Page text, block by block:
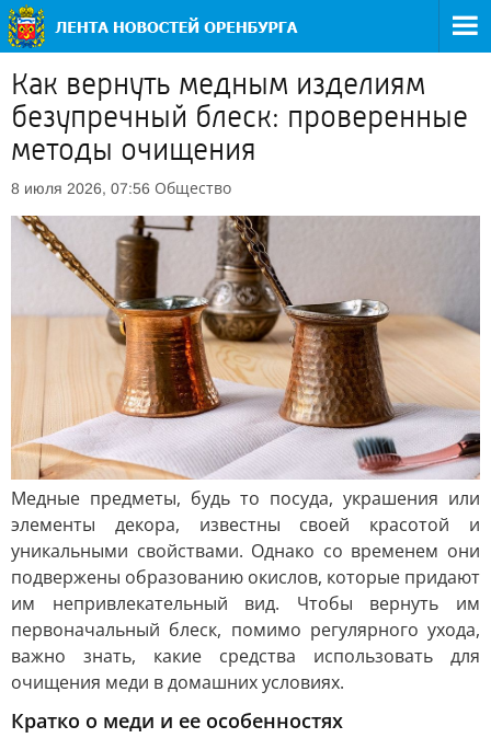
Как вернуть медным изделиям
безупречный блеск: проверенные
методы очищения
8 июля 2026, 07:56 Общество
Медные предметы, будь то посуда, украшения или
элементы декора, известны своей красотой и
уникальными свойствами. Однако со временем они
подвержены образованию окислов, которые придают
им непривлекательный вид. Чтобы вернуть им
первоначальный блеск, помимо регулярного ухода,
важно знать, какие средства использовать для
очищения меди в домашних условиях.
Кратко о меди и ее особенностях